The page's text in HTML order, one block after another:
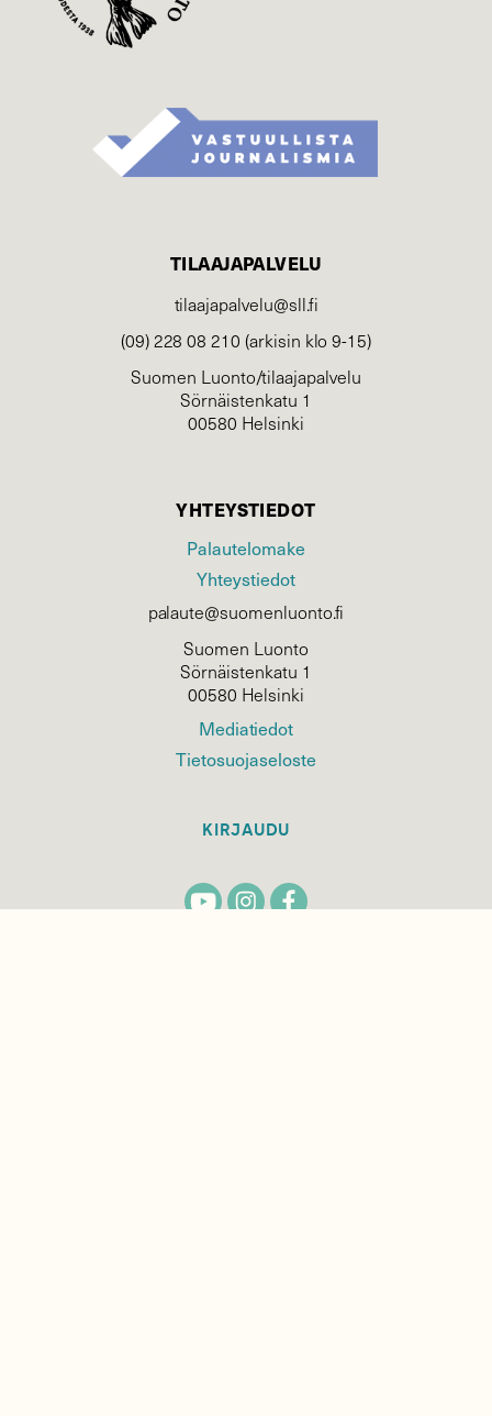
TILAAJAPALVELU
tilaajapalvelu@sll.fi
(09) 228 08 210 (arkisin klo 9-15)
Suomen Luonto/tilaajapalvelu
Sörnäistenkatu 1
00580 Helsinki
YHTEYSTIEDOT
Palautelomake
Yhteystiedot
palaute@suomenluonto.fi
Suomen Luonto
Sörnäistenkatu 1
00580 Helsinki
Mediatiedot
Tietosuojaseloste
KIRJAUDU